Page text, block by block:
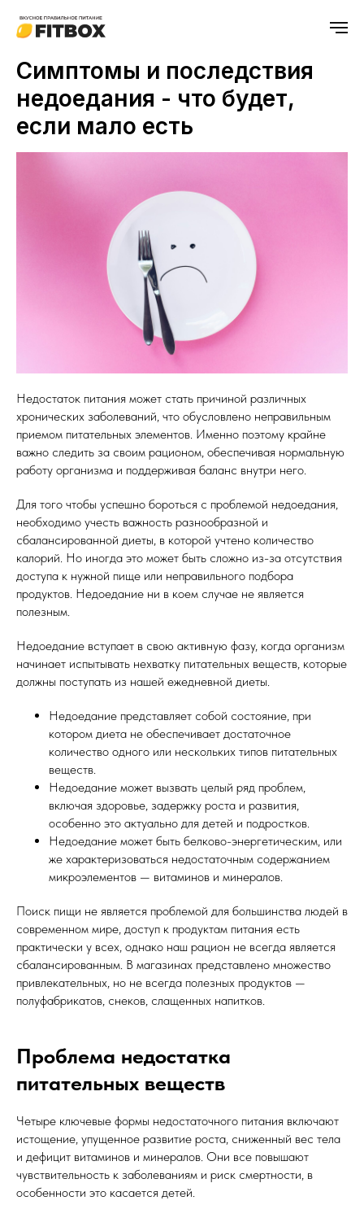
Симптомы и последствия
недоедания - что будет,
если мало есть
Недостаток питания может стать причиной различных
хронических заболеваний, что обусловлено неправильным
приемом питательных элементов. Именно поэтому крайне
важно следить за своим рационом, обеспечивая нормальную
работу организма и поддерживая баланс внутри него.
Для того чтобы успешно бороться с проблемой недоедания,
необходимо учесть важность разнообразной и
сбалансированной диеты, в которой учтено количество
калорий. Но иногда это может быть сложно из-за отсутствия
доступа к нужной пище или неправильного подбора
продуктов. Недоедание ни в коем случае не является
полезным.
Недоедание вступает в свою активную фазу, когда организм
начинает испытывать нехватку питательных веществ, которые
должны поступать из нашей ежедневной диеты.
Недоедание представляет собой состояние, при
котором диета не обеспечивает достаточное
количество одного или нескольких типов питательных
веществ.
Недоедание может вызвать целый ряд проблем,
включая здоровье, задержку роста и развития,
особенно это актуально для детей и подростков.
Недоедание может быть белково-энергетическим, или
же характеризоваться недостаточным содержанием
микроэлементов — витаминов и минералов.
Поиск пищи не является проблемой для большинства людей в
современном мире, доступ к продуктам питания есть
практически у всех, однако наш рацион не всегда является
сбалансированным. В магазинах представлено множество
привлекательных, но не всегда полезных продуктов —
полуфабрикатов, снеков, слащенных напитков.
Проблема недостатка
питательных веществ
Четыре ключевые формы недостаточного питания включают
истощение, упущенное развитие роста, сниженный вес тела
и дефицит витаминов и минералов. Они все повышают
чувствительность к заболеваниям и риск смертности, в
особенности это касается детей.